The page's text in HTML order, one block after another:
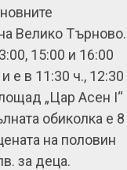
Велико Търново.
15:00 и 16:00
е в 11:30 ч., 12:30
„Цар Асен I“
обиколка е 8
на половин
за деца.